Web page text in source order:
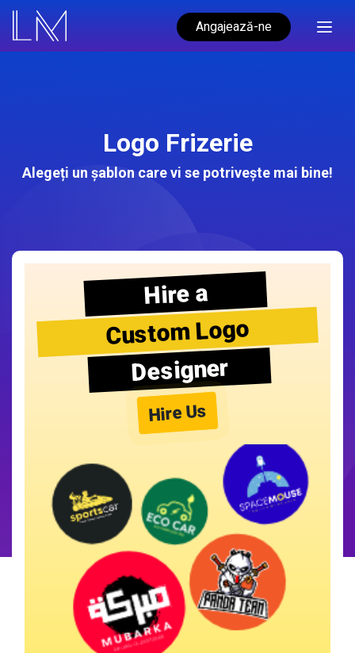
Angajează-ne
Logo Frizerie
Alegeți un șablon care vi se potrivește mai bine!
Hire a
Custom Logo
Designer
Hire Us